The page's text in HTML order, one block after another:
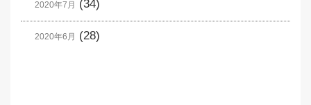
2020年7月 (34)
2020年6月 (28)